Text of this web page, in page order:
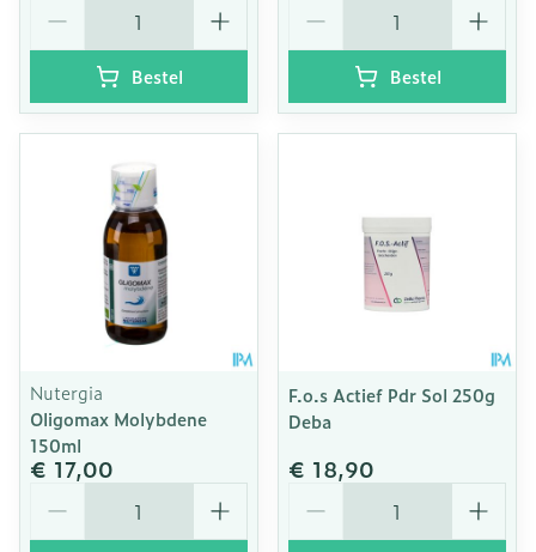
Bestel Bestel
Nutergia
Oligomax Molybdene
150ml
€ 17,00
F.o.s Actief Pdr Sol 250g
Deba
€ 18,90